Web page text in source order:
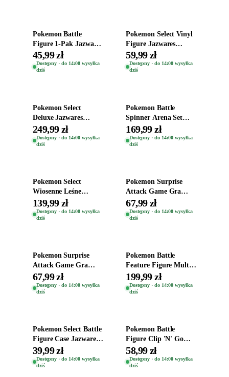
Pokemon Battle
Figure 1-Pak Jazwares
Oryginalna Ruchoma
Figurka Marowak
45,99 zł
Dostępny · do 14:00 wysyłka
dziś
Pokemon Select Vinyl
Figure Jazwares
Oryginalna Figurka
Charmander 10cm
59,99 zł
Dostępny · do 14:00 wysyłka
dziś
Pokemon Select
Deluxe Jazwares
Oryginalna Figurka
Mega Charizard X
249,99 zł
Dostępny · do 14:00 wysyłka
dziś
Pokemon Battle
Spinner Arena Set
Jazwares Wyrzutnia 2
Spinnery Pikachu
Mew
169,99 zł
Dostępny · do 14:00 wysyłka
dziś
Pokemon Select
Wiosenne Leśne
Środowisko Las
Drzewo Pikachu +
Caterpie
139,99 zł
Dostępny · do 14:00 wysyłka
dziś
Pokemon Surprise
Attack Game Gra
Jazwares Figurka
Ralts + Love Ball
67,99 zł
Dostępny · do 14:00 wysyłka
dziś
Pokemon Surprise
Attack Game Gra
Jazwares Figurka
Carvanha + Lure Ball
67,99 zł
Dostępny · do 14:00 wysyłka
dziś
Pokemon Battle
Feature Figure Multi-
Pack Tauros Flygon
Garchomp
Magmortar
199,99 zł
Dostępny · do 14:00 wysyłka
dziś
Pokemon Select Battle
Figure Case Jazwares
Oryginalna Figurka
Perrserker
39,99 zł
Dostępny · do 14:00 wysyłka
dziś
Pokemon Battle
Figure Clip 'N' Go
Jazwares Figurka
Blitzle + Fast Ball
58,99 zł
Dostępny · do 14:00 wysyłka
dziś